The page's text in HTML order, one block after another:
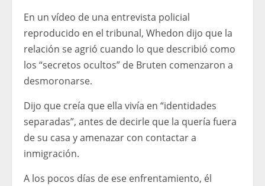
En un vídeo de una entrevista policial
reproducido en el tribunal, Whedon dijo que la
relación se agrió cuando lo que describió como
los “secretos ocultos” de Bruten comenzaron a
desmoronarse.
Dijo que creía que ella vivía en “identidades
separadas”, antes de decirle que la quería fuera
de su casa y amenazar con contactar a
inmigración.
A los pocos días de ese enfrentamiento, él